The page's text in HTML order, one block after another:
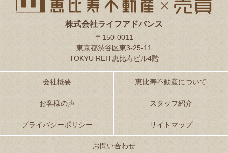
株式会社ライフアドバンス
〒150-0011
東京都渋谷区東3-25-11
TOKYU REIT恵比寿ビル4階
会社概要 恵比寿不動産について
お客様の声 スタッフ紹介
プライバシーポリシー サイトマップ
お問い合わせ